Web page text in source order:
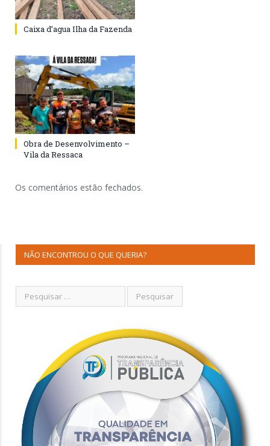
Caixa d’agua Ilha da Fazenda
Obra de Desenvolvimento –
Vila da Ressaca
Os comentários estão fechados.
NÃO ENCONTROU O QUE QUERIA?